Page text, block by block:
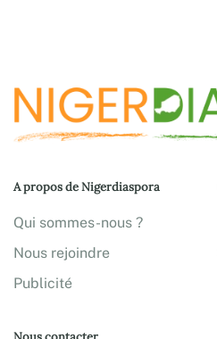
A propos de Nigerdiaspora
Qui sommes-nous ?
Nous rejoindre
Publicité